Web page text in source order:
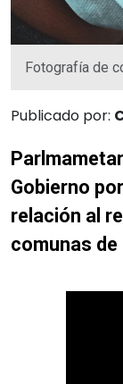
Fotografía de
Publicado por:
Gobierno
relación al
comunas de